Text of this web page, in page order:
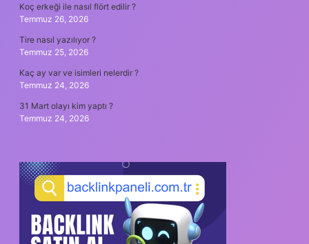
Koç erkeği ile nasıl flört edilir ?
Temmuz 26, 2026
Tire nasıl yazılıyor ?
Temmuz 25, 2026
Kaç ay var ve isimleri nelerdir ?
Temmuz 24, 2026
31 Mart olayı kim yaptı ?
Temmuz 24, 2026